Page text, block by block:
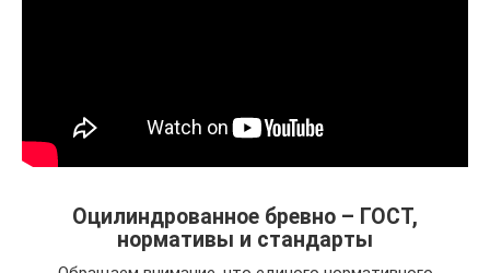
Оцилиндрованное бревно – ГОСТ,
нормативы и стандарты